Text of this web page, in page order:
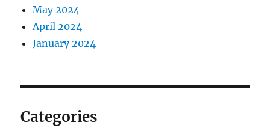
May 2024
April 2024
January 2024
Categories